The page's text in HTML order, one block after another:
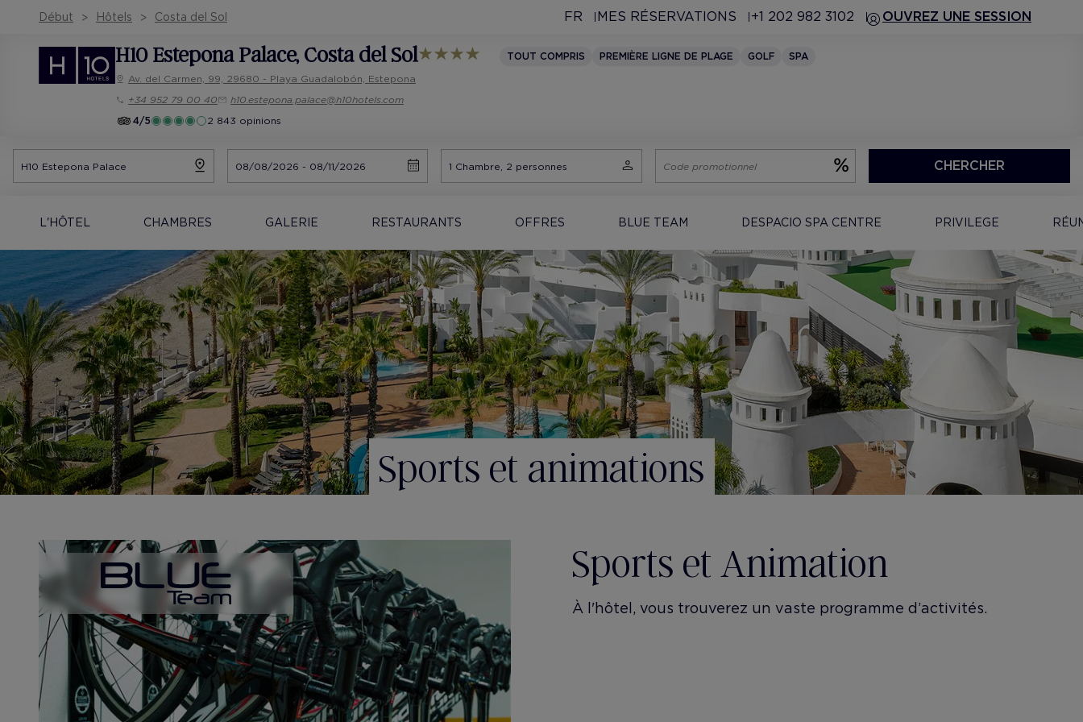
Début Hôtels Costa del Sol FR MES RÉSERVATIONS +1 202 982 3102 OUVREZ UNE SESSION
H10 Estepona Palace, Costa del Sol TOUT COMPRIS PREMIÈRE LIGNE DE PLAGE GOLF
SPA
Av. del Carmen, 99, 29680 - Playa Guadalobón, Estepona
+34 952 79 00 40
h10.estepona.palace@h10hotels.com
4/5
2 843 opinions
CHERCHER
L'HÔTEL CHAMBRES GALERIE RESTAURANTS OFFRES BLUE TEAM DESPACIO SPA CENTRE PRIVILEGE
Sports et animations
Sports et Animation
À l'hôtel, vous trouverez un vaste programme d’activités.